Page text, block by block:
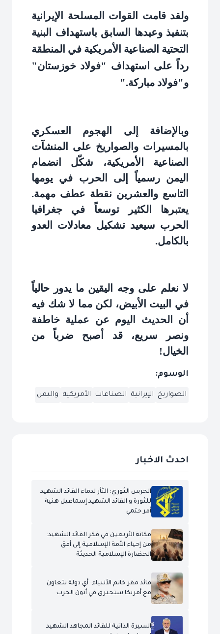
ولقد قامت القوات المسلحة الإيرانية
بتنفيذ وعيدها السابق باستهداف البنية
التحتية الصناعية الأمريكية في المنطقة
رداً على استهداف "فولاد خوزستان"
و"فولاد مباركة".
وبالإضافة إلى الهجوم العسكري
بالمسيرات والصواريخ على المنشآت
الصناعية الأمريكية، شكّل انضمام
اليمن رسمياً إلى الحرب في يومها
التاسع والعشرين نقطة عطف مهمة.
يعتبرها الكثير توسعاً في جغرافيا
الحرب سيعيد تشكيل معادلات العدو
بالكامل.
لا نعلم على وجه اليقين ما يدور حالياً
في البيت الأبيض، لكن مما لا شك فيه
أن الحديث اليوم عن عملية خاطفة
ونصر سريع، قد أصبح ضرباً من
الخيال!
الوسوم:
الصواريخ الإيرانية الصناعات الأمريكية واليمن
احدث الاخبار
الحرس الثوري: الثأر لدماء القائد الشهيد
للثورة و القائد الشهيد إسماعيل هنية
أمر حتمي
مكانة الأربعين في فكر القائد الشهيد:
من إحياء الأمة الإسلامية إلى أفق
الحضارة الإسلامية الحديثة
قائد مقر خاتم الأنبياء: أي دولة تتعاون
مع أمريكا ستحترق في أتون الحرب
السيرة الذاتية للقائد المجاهد الشهيد